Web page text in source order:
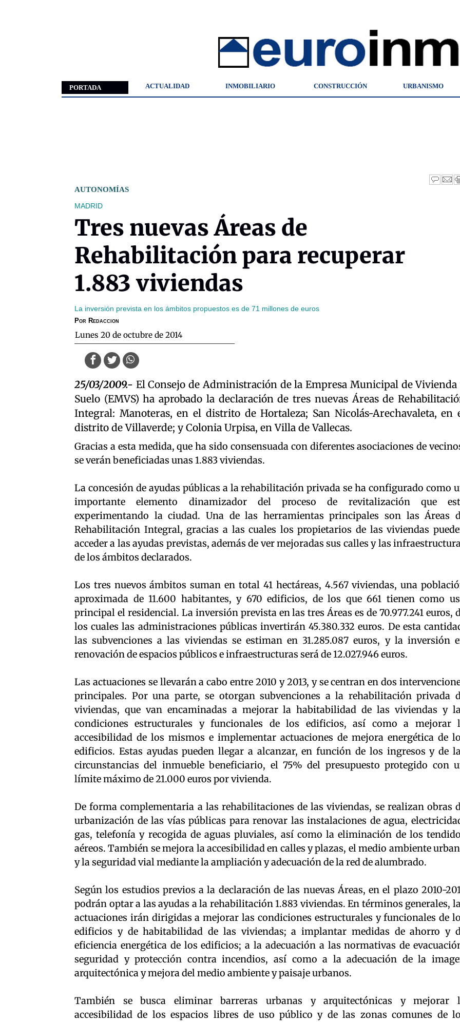
PORTADA ACTUALIDAD INMOBILIARIO CONSTRUCCIÓN URBANISMO
AUTONOMÍAS
MADRID
Tres nuevas Áreas de
Rehabilitación para recuperar
1.883 viviendas
La inversión prevista en los ámbitos propuestos es de 71 millones de euros
Por Redaccion
lunes 20 de octubre de 2014
25/03/2009.- El Consejo de Administración de la Empresa Municipal de Vivienda
Suelo (EMVS) ha aprobado la declaración de tres nuevas Áreas de
Integral: Manoteras, en el distrito de Hortaleza; San Nicolás-Arechavaleta, en
distrito de Villaverde; y Colonia Urpisa, en Villa de Vallecas.
Gracias a esta medida, que ha sido consensuada con diferentes asociaciones de
se verán beneficiadas unas 1.883 viviendas.
La concesión de ayudas públicas a la rehabilitación privada se ha configurado como
importante elemento dinamizador del proceso de revitalización que
experimentando la ciudad. Una de las herramientas principales son las Áreas
Rehabilitación Integral, gracias a las cuales los propietarios de las viviendas
acceder a las ayudas previstas, además de ver mejoradas sus calles y las
de los ámbitos declarados.
Los tres nuevos ámbitos suman en total 41 hectáreas, 4.567 viviendas, una
aproximada de 11.600 habitantes, y 670 edificios, de los que 661 tienen como
principal el residencial. La inversión prevista en las tres Áreas es de 70.977.241 euros,
los cuales las administraciones públicas invertirán 45.380.332 euros. De esta
las subvenciones a las viviendas se estiman en 31.285.087 euros, y la inversión
renovación de espacios públicos e infraestructuras será de 12.027.946 euros.
Las actuaciones se llevarán a cabo entre 2010 y 2013, y se centran en dos
principales. Por una parte, se otorgan subvenciones a la rehabilitación privada
viviendas, que van encaminadas a mejorar la habitabilidad de las viviendas y
condiciones estructurales y funcionales de los edificios, así como a mejorar
accesibilidad de los mismos e implementar actuaciones de mejora energética de
edificios. Estas ayudas pueden llegar a alcanzar, en función de los ingresos y de
circunstancias del inmueble beneficiario, el 75% del presupuesto protegido con
límite máximo de 21.000 euros por vivienda.
De forma complementaria a las rehabilitaciones de las viviendas, se realizan obras
urbanización de las vías públicas para renovar las instalaciones de agua,
gas, telefonía y recogida de aguas pluviales, así como la eliminación de los
aéreos. También se mejora la accesibilidad en calles y plazas, el medio ambiente
y la seguridad vial mediante la ampliación y adecuación de la red de alumbrado.
Según los estudios previos a la declaración de las nuevas Áreas, en el plazo 2010-
podrán optar a las ayudas a la rehabilitación 1.883 viviendas. En términos generales,
actuaciones irán dirigidas a mejorar las condiciones estructurales y funcionales de
edificios y de habitabilidad de las viviendas; a implantar medidas de ahorro y
eficiencia energética de los edificios; a la adecuación a las normativas de
seguridad y protección contra incendios, así como a la adecuación de la
arquitectónica y mejora del medio ambiente y paisaje urbanos.
También se busca eliminar barreras urbanas y arquitectónicas y mejorar
accesibilidad de los espacios libres de uso público y de las zonas comunes de